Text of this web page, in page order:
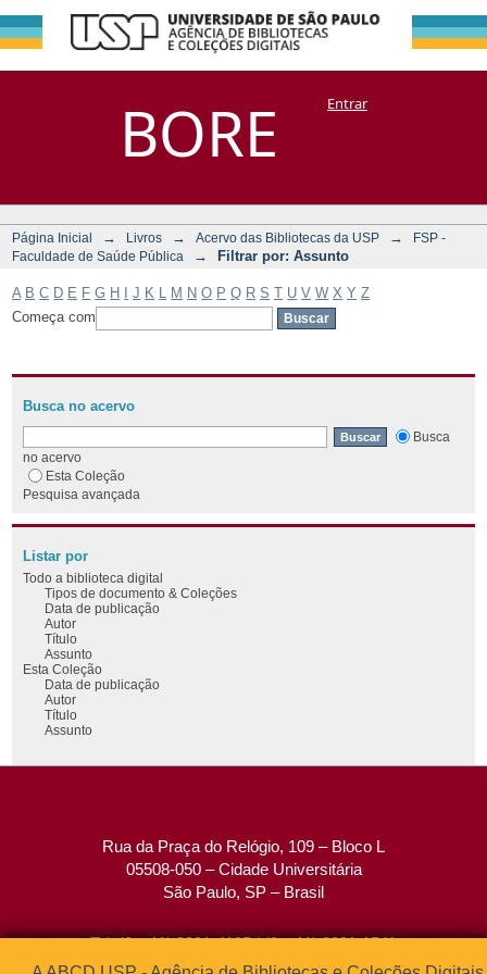
BORE
Filtrar por:
Assunto
DSpace/Manakin + CoriscoEntrar
Página Inicial → Livros → Acervo das Bibliotecas da USP →
FSP -
Faculdade de Saúde Pública
→ Filtrar por: Assunto
A B C D E F G H J K M N O P Q R S T U V W X Y Z
Começa com
Busca no acervo
Busca
no acervo
Esta Coleção
Pesquisa avançada
Listar por
Todo a biblioteca digital
Tipos de documento & Coleções
Data de publicação
Autor
Título
Assunto
Esta Coleção
Data de publicação
Autor
Título
Assunto
Rua da Praça do Relógio, 109 – Bloco L
05508-050 – Cidade Universitária
São Paulo, SP – Brasil
Tel: (0xx11) 3091-4195 / (0xx11) 3091-1541
Fax: (0xx11) 3091-1567